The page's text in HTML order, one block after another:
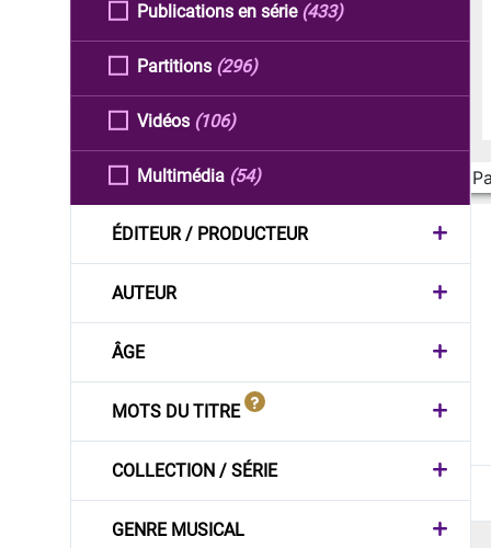
Publications en série (433)
Partitions (296)
Vidéos (106)
Multimédia (54)
ÉDITEUR / PRODUCTEUR
AUTEUR
ÂGE
MOTS DU TITRE
COLLECTION / SÉRIE
GENRE MUSICAL